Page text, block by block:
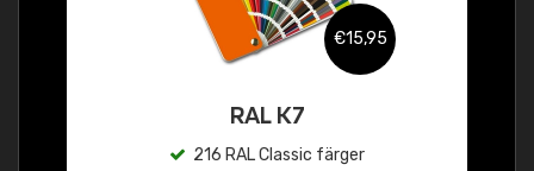
€15,95
RAL K7
216 RAL Classic färger